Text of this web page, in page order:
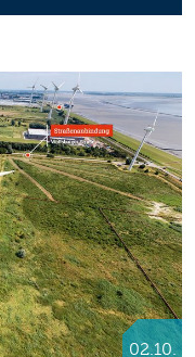
02.10.